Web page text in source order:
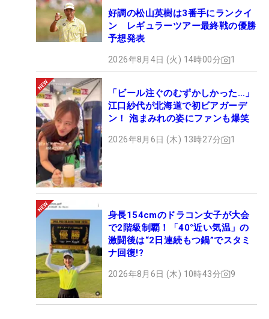
好調の松山英樹は3番手にランクイ
ン レギュラーツアー最終戦の優勝
予想発表
2026年8月4日 (火) 14時00分 1
「ビール注ぐのむずかしかった…」
江口紗代が北海道で初ビアガーデ
ン！ 泡まみれの姿にファンも爆笑
2026年8月6日 (木) 13時27分 1
身長154cmのドラコン女子が大会
で2階級制覇！「40°近い気温」の
激闘後は“2日連続もつ鍋”でスタミ
ナ回復!?
2026年8月6日 (木) 10時43分 9